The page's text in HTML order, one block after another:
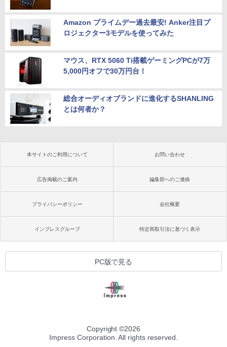
Amazon プライムデー過去最安! Anker注目プ
ロジェクター3モデルを使ってみた
マウス、RTX 5060 Ti搭載ゲーミングPCが7万
5,000円オフで30万円台！
総合オーディオブランドに進化するSHANLING
とは何者か？
本サイトのご利用について お問い合わせ
広告掲載のご案内 編集部へのご連絡
プライバシーポリシー 会社概要
インプレスグループ 特定商取引法に基づく表示
PC版で見る
Copyright ©2026
Impress Corporation. All rights reserved.